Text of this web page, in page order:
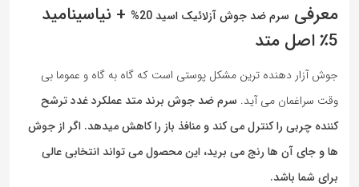
معرفی سرم ضد جوش آزلائیک اسید 20%
+ نیاسینامید
5٪ اصل متد
جوش آزار دهنده ترین مشکل پوستی است که گاه به گاه و عموما بی
وقت سراغمان می آید. سرم ضد جوش برند متد عملکرد غدد ترشح
کننده چربی را کنترل می کند و منافذ باز را کاهش میدهد. اگر از جوش
ها و جای آن ها رنج می برید، این محصول می تواند انتخابی عالی
برای شما باشد.